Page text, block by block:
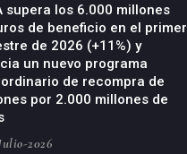
supera los 6.000 millones
de beneficio en el primer
de 2026 (+11%) y
un nuevo programa
de recompra de
por 2.000 millones de
2026